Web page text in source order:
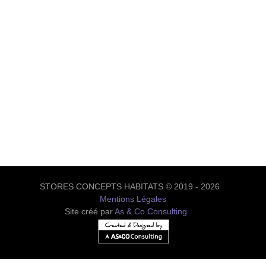
STORES CONCEPTS HABITATS © 2019 - 2026
Mentions Légales
Site créé parAs & Co Consulting